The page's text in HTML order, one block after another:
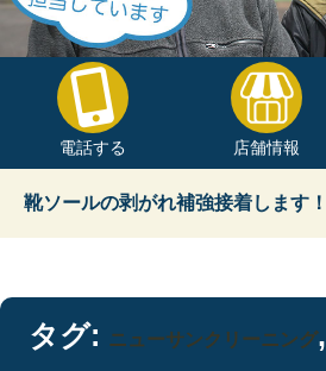
電話する 店舗情報
靴ソールの剥がれ補強接着します！
タグ: ニューサンクリーニング,